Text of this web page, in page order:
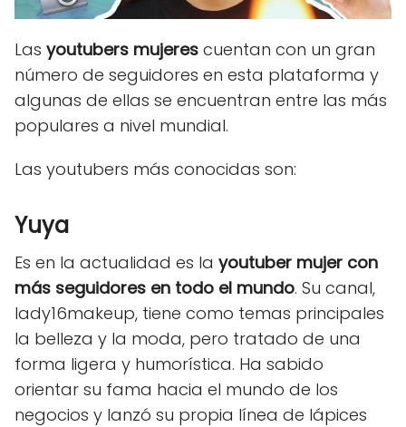
Las youtubers mujeres cuentan con un gran
número de seguidores en esta plataforma y
algunas de ellas se encuentran entre las más
populares a nivel mundial.
Las youtubers más conocidas son:
Yuya
Es en la actualidad es la youtuber mujer con
más seguidores en todo el mundo. Su canal,
lady16makeup, tiene como temas principales
la belleza y la moda, pero tratado de una
forma ligera y humorística. Ha sabido
orientar su fama hacia el mundo de los
negocios y lanzó su propia línea de lápices